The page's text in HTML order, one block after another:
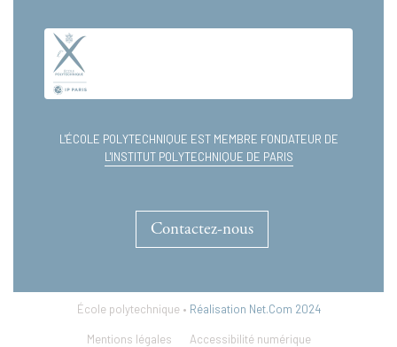
L'ÉCOLE POLYTECHNIQUE EST MEMBRE FONDATEUR DE
L'INSTITUT POLYTECHNIQUE DE PARIS
Contactez-nous
École polytechnique • Réalisation Net.Com 2024
Mentions légales Accessibilité numérique